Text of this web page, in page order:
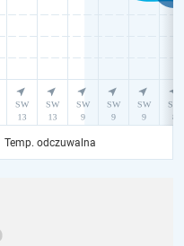
Temp. odczuwalna